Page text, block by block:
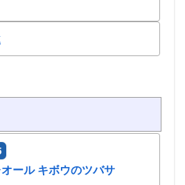
ール キボウのツバサ